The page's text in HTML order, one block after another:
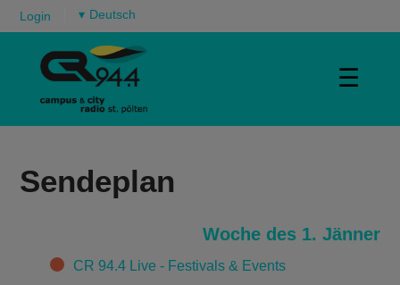
Login ▾
☰
Sendeplan
Woche des 1. Jänner
CategoriesCR 94.4 Live - Festivals & Events